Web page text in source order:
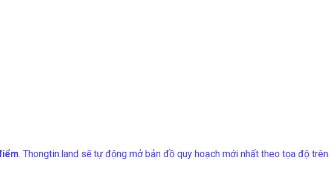
. Thongtin.land sẽ tự động mở bản đồ quy hoạch mới nhất theo tọa độ trên.